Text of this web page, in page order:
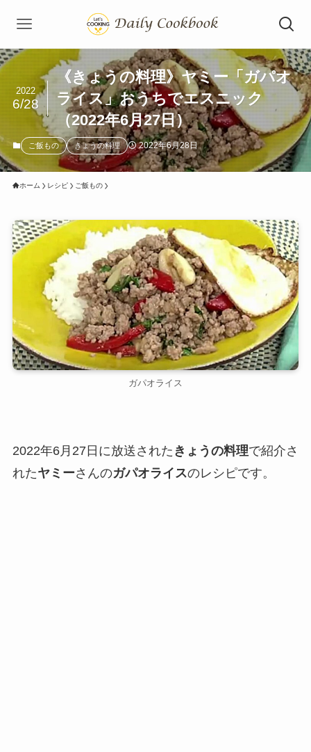
《きょうの料理》ヤミー「ガパオ
ライス」おうちでエスニック
（2022年6月27日）
2022
6/28
ご飯もの きょうの料理 2022年6月28日
ホーム レシピ ご飯もの
ガパオライス
2022年6月27日に放送された きょうの料理で紹介さ
れたヤミーさんのガパオライスのレシピです。